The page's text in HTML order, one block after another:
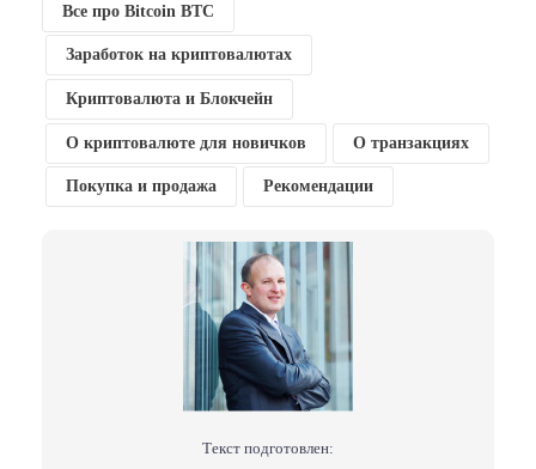
Все про Bitcoin BTC
Заработок на криптовалютах
Криптовалюта и Блокчейн
О криптовалюте для новичков О транзакциях
Покупка и продажа Рекомендации
Текст подготовлен: